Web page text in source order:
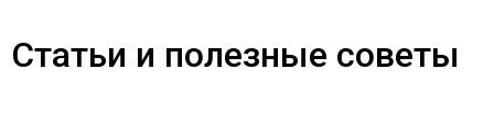
Статьи и полезные советы